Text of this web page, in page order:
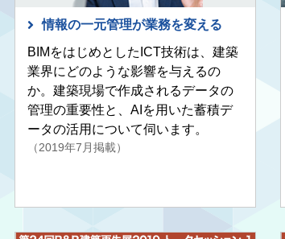
情報の一元管理が業務を変える
BIMをはじめとしたICT技術は、建築
業界にどのような影響を与えるの
か。建築現場で作成されるデータの
管理の重要性と、AIを用いた蓄積デ
ータの活用について伺います。
（2019年7月掲載）